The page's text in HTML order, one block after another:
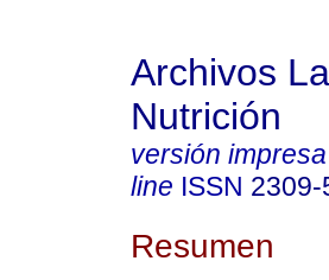
Archivos
Nutrición
versión impresa
line ISSN 2309-
Resumen